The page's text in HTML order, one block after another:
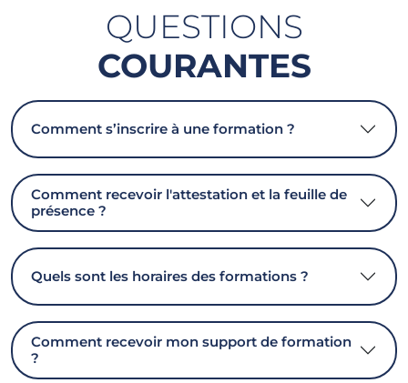
QUESTIONS
COURANTES
Comment s’inscrire à une formation ?
Comment recevoir l'attestation et la feuille de
présence ?
Quels sont les horaires des formations ?
Comment recevoir mon support de formation
?